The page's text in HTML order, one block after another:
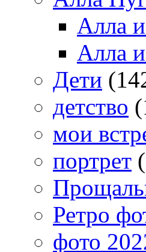
Алла
Алла
Дети
детство
мои
портрет
Ретро
фото